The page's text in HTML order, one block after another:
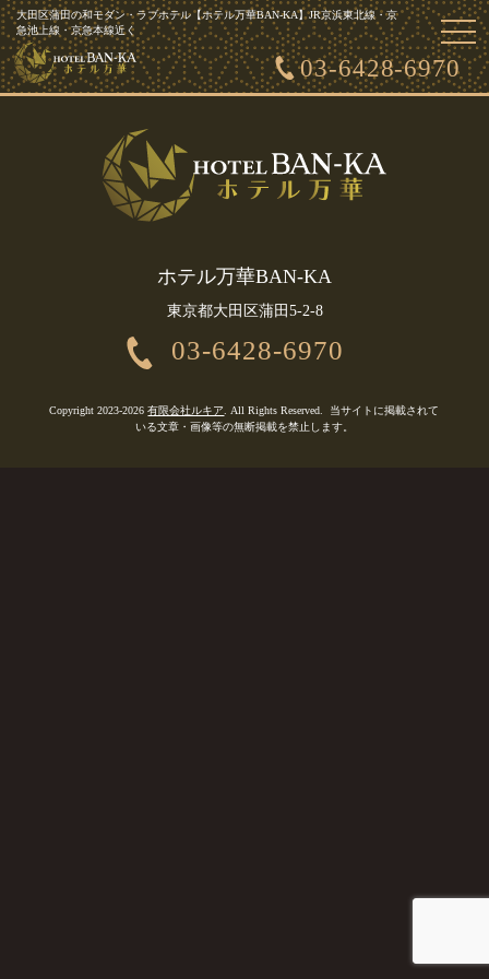
大田区蒲田の和モダン・ラブホテル【ホテル万華BAN-KA】JR京浜東北線・京
急池上線・京急本線近く
03-6428-6970
ホーム お知らせ一覧 客室紹介・利用料金 アクセス
お問い合わせ
ホテル万華BAN-KA
東京都大田区蒲田5-2-8
03-6428-6970
Copyright 2023-2026有限会社ルキア. All Rights Reserved.
当サイトに掲載されて
いる文章・画像等の無断掲載を禁止します。